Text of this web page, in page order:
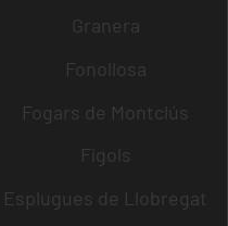
Granera
Fonollosa
Fogars de Montclús
Fígols
Esplugues de Llobregat